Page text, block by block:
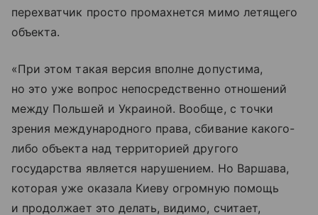
перехватчик просто промахнется мимо летящего
объекта.
«При этом такая версия вполне допустима,
но это уже вопрос непосредственно отношений
между Польшей и Украиной. Вообще, с точки
зрения международного права, сбивание какого-
либо объекта над территорией другого
государства является нарушением. Но Варшава,
которая уже оказала Киеву огромную помощь
и продолжает это делать, видимо, считает,